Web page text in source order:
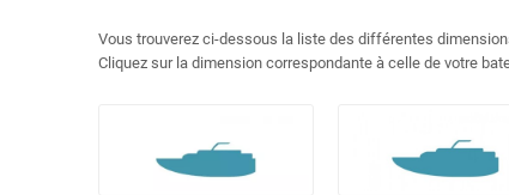
Vous trouverez ci-dessous la liste des différentes
Cliquez sur la dimension correspondante à celle de votre